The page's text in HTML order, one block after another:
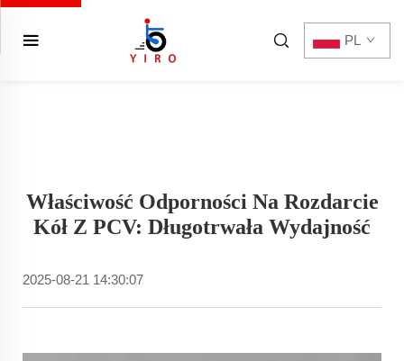
PL
Właściwość Odporności Na Rozdarcie
Kół Z PCV: Długotrwała Wydajność
2025-08-21 14:30:07